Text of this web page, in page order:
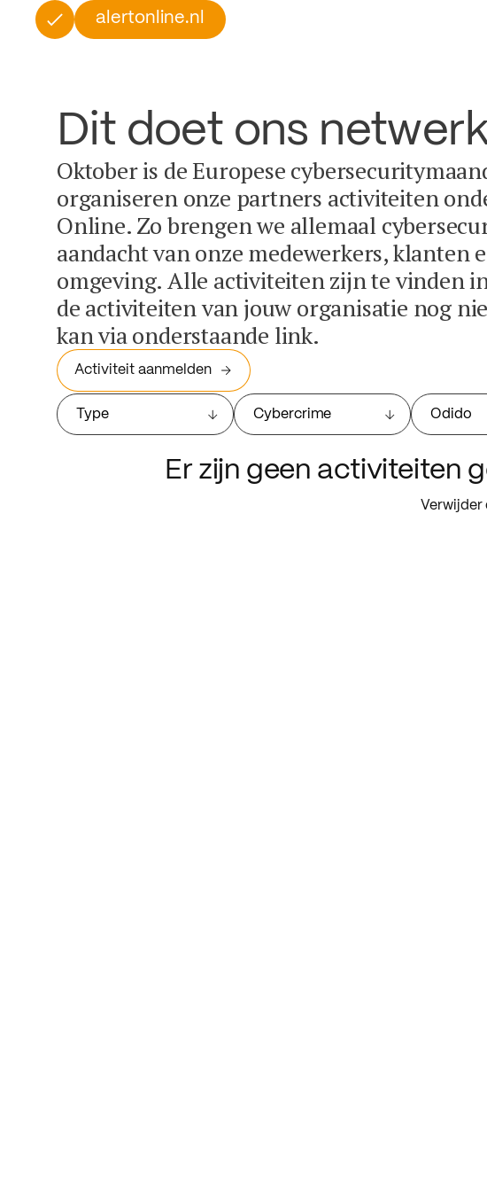
alertonline.nl
Dit doet ons
Oktober is de Europese
organiseren onze partners activiteiten
Online. Zo brengen we allemaal
aandacht van onze medewerkers, klanten
omgeving. Alle activiteiten zijn te vinden
de activiteiten van jouw organisatie nog
kan via onderstaande link.
Activiteit aanmelden
Type Cybercrime Odido
Er zijn geen activiteiten
Verwijder